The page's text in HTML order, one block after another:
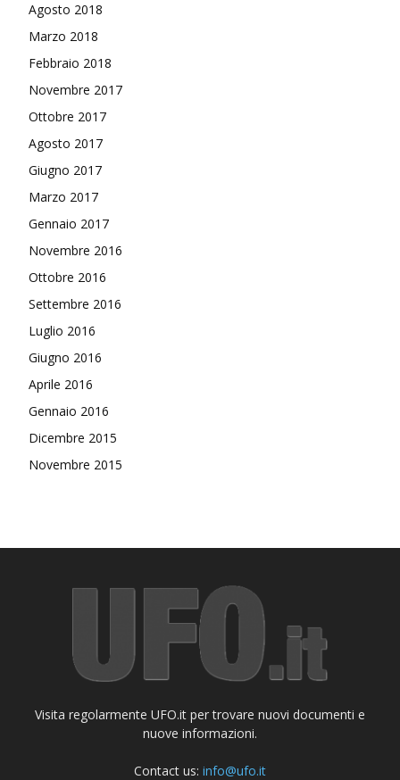
Agosto 2018
Marzo 2018
Febbraio 2018
Novembre 2017
Ottobre 2017
Agosto 2017
Giugno 2017
Marzo 2017
Gennaio 2017
Novembre 2016
Ottobre 2016
Settembre 2016
Luglio 2016
Giugno 2016
Aprile 2016
Gennaio 2016
Dicembre 2015
Novembre 2015
Visita regolarmente UFO.it per trovare nuovi documenti e
nuove informazioni.
Contact us: info@ufo.it